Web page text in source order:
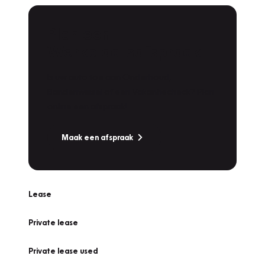
Maak een afspraak
Lease
Private lease
Private lease used